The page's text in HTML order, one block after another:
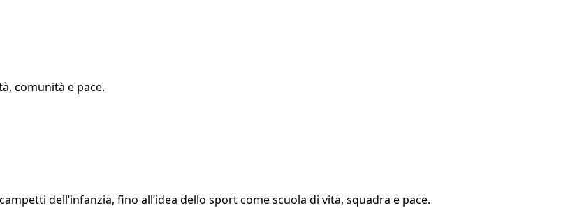
comunità e pace.
dell’infanzia, fino all’idea dello sport come scuola di vita, squadra e pace.